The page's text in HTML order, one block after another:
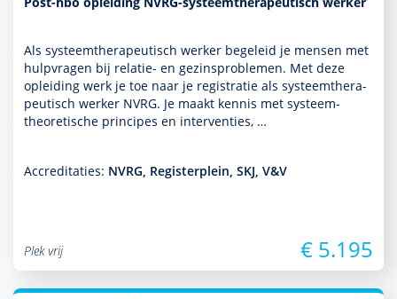
Als systeem­thera­peutisch werker bege­leid je mensen met
hulp­vragen bij relatie- en gezinspro­ble­men. Met deze
opleiding werk je toe naar je registratie als systeem­thera­
peutisch werker NVRG. Je maakt kennis met systeem­
theore­tische principes en inter­venties, …
Accreditaties: NVRG, Registerplein, SKJ, V&V
Plek vrij € 5.195